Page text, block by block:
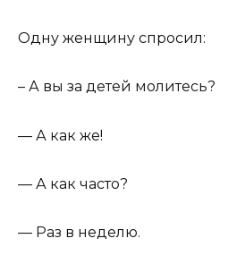
Одну женщину спросил:
– А вы за детей молитесь?
— А как же!
— А как часто?
— Раз в неделю.